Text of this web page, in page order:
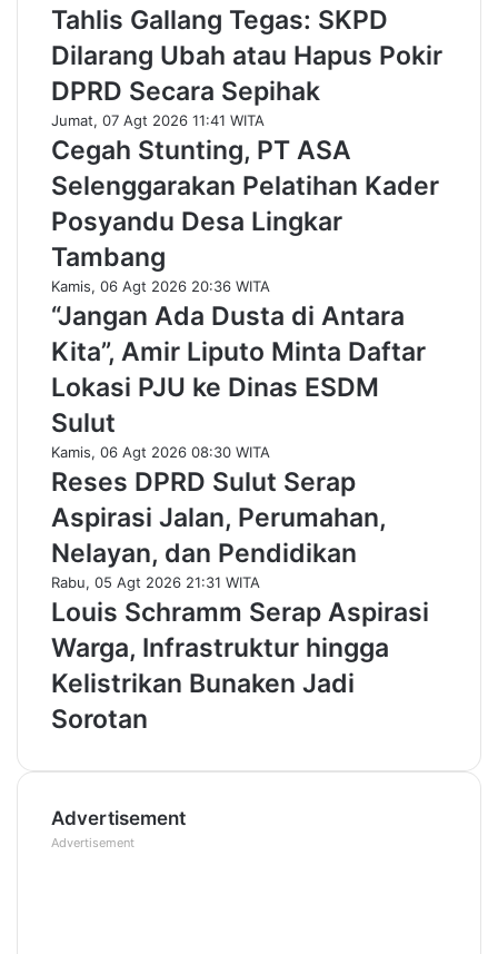
Tahlis Gallang Tegas: SKPD
Dilarang Ubah atau Hapus Pokir
DPRD Secara Sepihak
Jumat, 07 Agt 2026 11:41 WITA
Cegah Stunting, PT ASA
Selenggarakan Pelatihan Kader
Posyandu Desa Lingkar
Tambang
Kamis, 06 Agt 2026 20:36 WITA
“Jangan Ada Dusta di Antara
Kita”, Amir Liputo Minta Daftar
Lokasi PJU ke Dinas ESDM
Sulut
Kamis, 06 Agt 2026 08:30 WITA
Reses DPRD Sulut Serap
Aspirasi Jalan, Perumahan,
Nelayan, dan Pendidikan
Rabu, 05 Agt 2026 21:31 WITA
Louis Schramm Serap Aspirasi
Warga, Infrastruktur hingga
Kelistrikan Bunaken Jadi
Sorotan
Advertisement
Advertisement